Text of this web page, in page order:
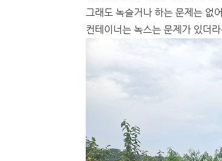
그래도 녹슬거나 하는 문제는 없
컨테이너는 녹스는 문제가 있더